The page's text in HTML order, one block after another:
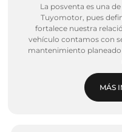
La posventa es una
Tuyomotor, pues
fortalece nuestra
vehículo contamos con
mantenimiento planeado
MÁS